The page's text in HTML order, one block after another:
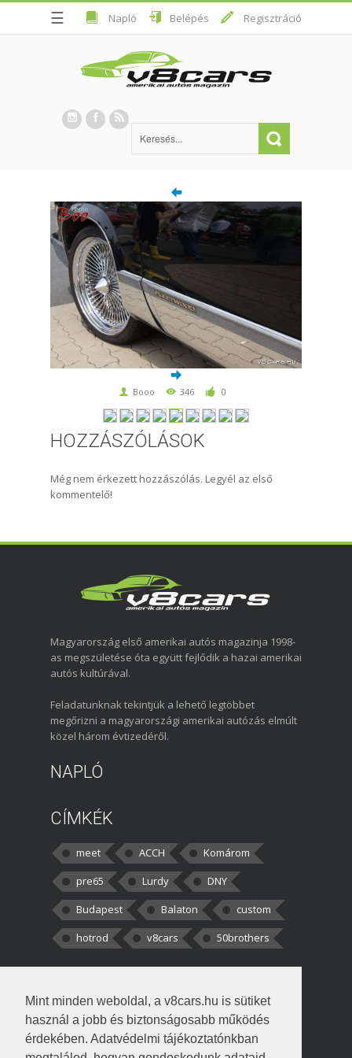
Mint minden weboldal, a v8cars.hu is sütiket
használ a jobb és biztonságosabb működés
érdekében. Adatvédelmi tájékoztatónkban
☰ Napló Belépés Regisztráció
Booo 346 0
HOZZÁSZÓLÁSOK
Még nem érkezett hozzászólás. Legyél az első
kommentelő!
Magyarország első amerikai autós magazinja 1998-
as megszületése óta együtt fejlődik a hazai amerikai
autós kultúrával.
Feladatunknak tekintjük a lehető legtöbbet
megőrizni a magyarországi amerikai autózás elmúlt
közel három évtizedéről.
NAPLÓ
CÍMKÉK
meet ACCH
Komárom
pre65
Lurdy
DNY
Budapest
Balaton
custom
hotrod
v8cars 50brothers
kortisz:Elszúrtam! Én csak két
darabbaal számoltam. Nem tudtam, hogy fél autót,